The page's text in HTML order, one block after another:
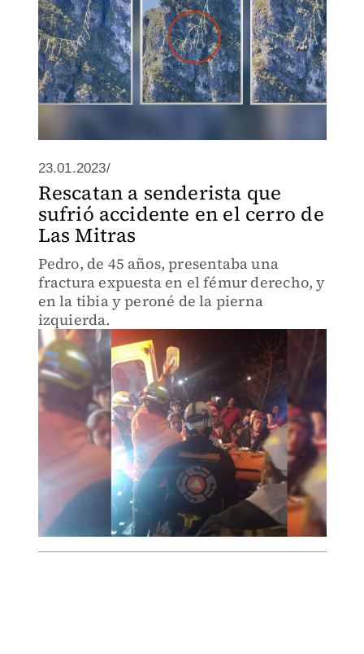
23.01.2023/
Rescatan a senderista que
sufrió accidente en el cerro de
Las Mitras
Pedro, de 45 años, presentaba una
fractura expuesta en el fémur derecho, y
en la tibia y peroné de la pierna
izquierda.